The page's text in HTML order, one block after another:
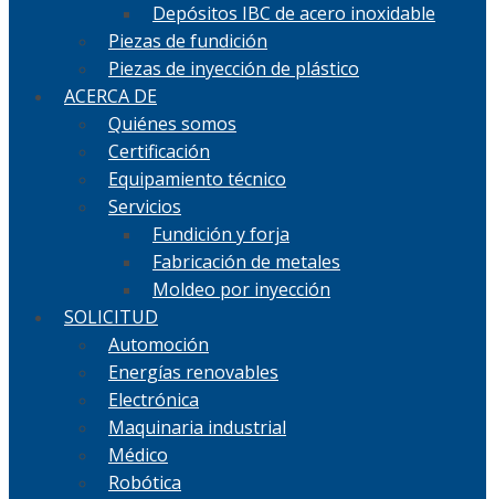
Depósitos IBC de acero inoxidable
Piezas de fundición
Piezas de inyección de plástico
ACERCA DE
Quiénes somos
Certificación
Equipamiento técnico
Servicios
Fundición y forja
Fabricación de metales
Moldeo por inyección
SOLICITUD
Automoción
Energías renovables
Electrónica
Maquinaria industrial
Médico
Robótica